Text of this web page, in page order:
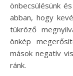
önbecsülésünk
abban, hogy
tükröző
önkép
mások negatív
ránk.